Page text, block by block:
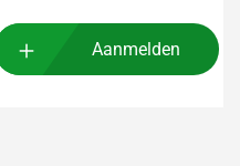
Aanmelden